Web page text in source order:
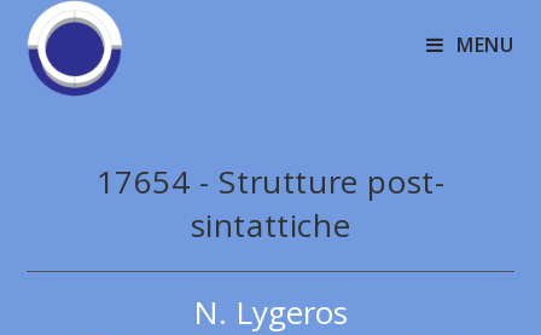
MENU
17654 - Strutture post-
sintattiche
N. Lygeros